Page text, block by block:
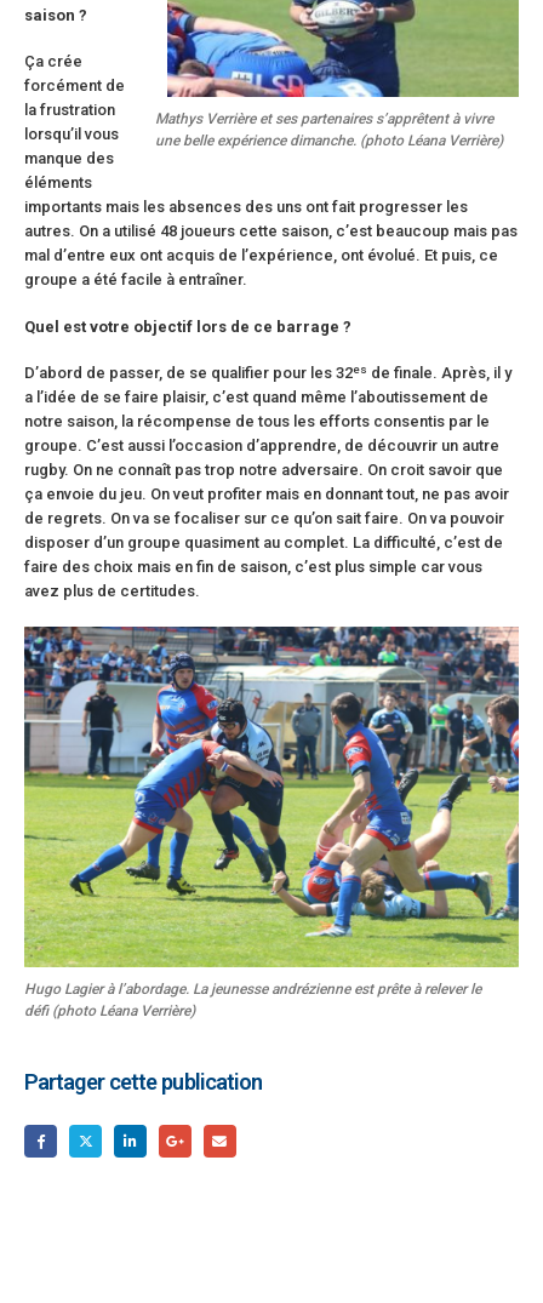
Mathys Verrière et ses partenaires s’apprêtent à vivre
une belle expérience dimanche. (photo Léana Verrière)
saison ?
Ça crée
forcément de
la frustration
lorsqu’il vous
manque des
éléments
importants mais les absences des uns ont fait progresser les
autres. On a utilisé 48 joueurs cette saison, c’est beaucoup mais pas
mal d’entre eux ont acquis de l’expérience, ont évolué. Et puis, ce
groupe a été facile à entraîner.
Quel est votre objectif lors de ce barrage ?
D’abord de passer, de se qualifier pour les 32es de finale. Après, il y
a l’idée de se faire plaisir, c’est quand même l’aboutissement de
notre saison, la récompense de tous les efforts consentis par le
groupe. C’est aussi l’occasion d’apprendre, de découvrir un autre
rugby. On ne connaît pas trop notre adversaire. On croit savoir que
ça envoie du jeu. On veut profiter mais en donnant tout, ne pas avoir
de regrets. On va se focaliser sur ce qu’on sait faire. On va pouvoir
disposer d’un groupe quasiment au complet. La difficulté, c’est de
faire des choix mais en fin de saison, c’est plus simple car vous
avez plus de certitudes.
Hugo Lagier à l’abordage. La jeunesse andrézienne est prête à relever le
défi (photo Léana Verrière)
Partager cette publication